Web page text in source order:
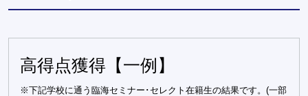
高得点獲得【一例】
※下記学校に通う臨海セミナー･セレクト在籍生の結果です。(一部